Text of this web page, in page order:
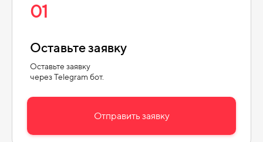
01
Оставьте заявку
Оставьте заявку
через Telegram бот.
Отправить заявку